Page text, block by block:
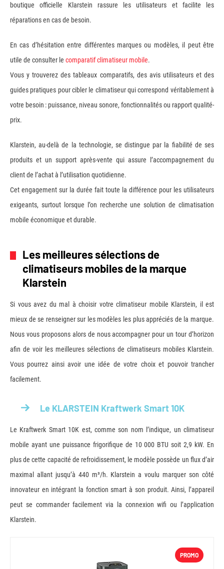
boutique officielle Klarstein rassure les utilisateurs et facilite les
réparations en cas de besoin.
En cas d’hésitation entre différentes marques ou modèles, il peut être
utile de consulter le comparatif climatiseur mobile.
Vous y trouverez des tableaux comparatifs, des avis utilisateurs et des
guides pratiques pour cibler le climatiseur qui correspond véritablement à
votre besoin : puissance, niveau sonore, fonctionnalités ou rapport qualité-
prix.
Klarstein, au-delà de la technologie, se distingue par la fiabilité de ses
produits et un support après-vente qui assure l’accompagnement du
client de l’achat à l’utilisation quotidienne.
Cet engagement sur la durée fait toute la différence pour les utilisateurs
exigeants, surtout lorsque l’on recherche une solution de climatisation
mobile économique et durable.
Les meilleures sélections de
climatiseurs mobiles de la marque
Klarstein
Si vous avez du mal à choisir votre climatiseur mobile Klarstein, il est
mieux de se renseigner sur les modèles les plus appréciés de la marque.
Nous vous proposons alors de nous accompagner pour un tour d’horizon
afin de voir les meilleures sélections de climatiseurs mobiles Klarstein.
Vous pourrez ainsi avoir une idée de votre choix et pouvoir trancher
facilement.
Le KLARSTEIN Kraftwerk Smart 10K
Le Kraftwerk Smart 10K est, comme son nom l’indique, un climatiseur
mobile ayant une puissance frigorifique de 10 000 BTU soit 2,9 kW. En
plus de cette capacité de refroidissement, le modèle possède un flux d’air
maximal allant jusqu’à 440 m³/h. Klarstein a voulu marquer son côté
innovateur en intégrant la fonction smart à son produit. Ainsi, l’appareil
peut se commander facilement via la connexion wifi ou l’application
Klarstein.
PROMO